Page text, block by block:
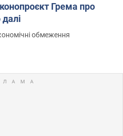
Грема про
обмеження